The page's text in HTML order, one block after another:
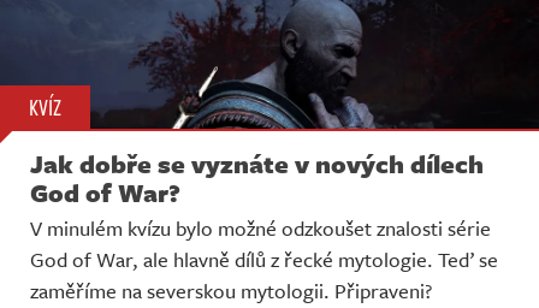
KVÍZ
Jak dobře se vyznáte v nových dílech
God of War?
V minulém kvízu bylo možné odzkoušet znalosti série
God of War, ale hlavně dílů z řecké mytologie. Teď se
zaměříme na severskou mytologii. Připraveni?